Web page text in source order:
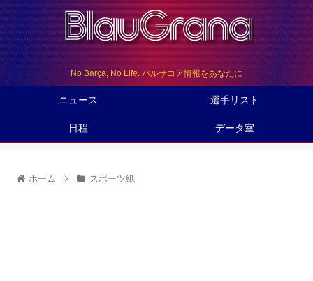
No Barça, No Life. バルサコア情報をあなたに
ニュース 選手リスト
日程 データ室
ホーム スポーツ紙